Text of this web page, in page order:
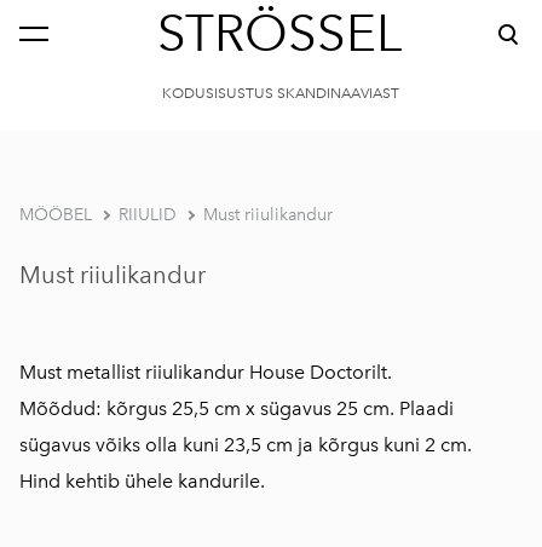
STRÖSSEL
KODUSISUSTUS SKANDINAAVIAST
MÖÖBEL RIIULID Must riiulikandur
Must riiulikandur
Must metallist riiulikandur House Doctorilt.
Mõõdud: kõrgus 25,5 cm x sügavus 25 cm. Plaadi
sügavus võiks olla kuni 23,5 cm ja kõrgus kuni 2 cm.
Hind kehtib ühele kandurile.